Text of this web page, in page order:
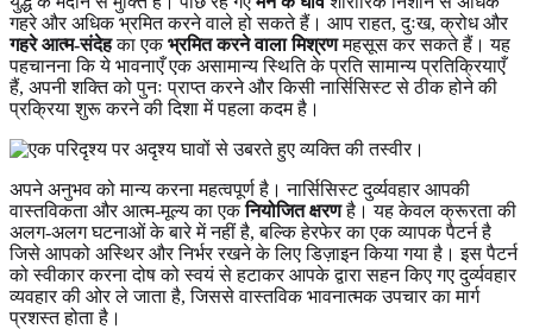
गहरे और अधिक भ्रमित करने वाले हो सकते हैं। आप राहत, दुःख, क्रोध और
गहरे आत्म-संदेहका एकभ्रमित करने वाला मिश्रणमहसूस कर सकते हैं। यह
पहचानना कि ये भावनाएँ एक असामान्य स्थिति के प्रति सामान्य प्रतिक्रियाएँ
हैं, अपनी शक्ति को पुनः प्राप्त करने और किसी नार्सिसिस्ट से ठीक होने की
प्रक्रिया शुरू करने की दिशा में पहला कदम है।
अपने अनुभव को मान्य करना महत्वपूर्ण है। नार्सिसिस्ट दुर्व्यवहार आपकी
वास्तविकता और आत्म-मूल्य का एकनियोजित क्षरणहै। यह केवल क्रूरता की
अलग-अलग घटनाओं के बारे में नहीं है, बल्कि हेरफेर का एक व्यापक पैटर्न है
जिसे आपको अस्थिर और निर्भर रखने के लिए डिज़ाइन किया गया है। इस पैटर्न
को स्वीकार करना दोष को स्वयं से हटाकर आपके द्वारा सहन किए गए दुर्व्यवहार
व्यवहार की ओर ले जाता है, जिससे वास्तविक भावनात्मक उपचार का मार्ग
प्रशस्त होता है।